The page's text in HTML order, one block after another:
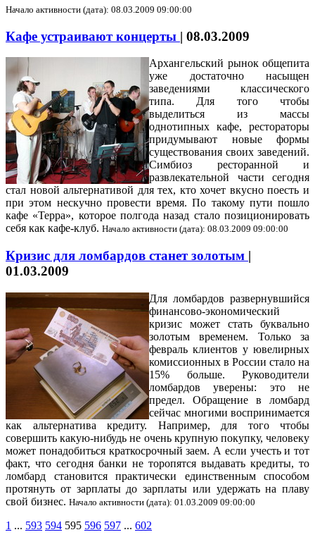
Начало активности (дата): 08.03.2009 09:00:00
Кафе устраивают концерты | 08.03.2009
Архангельский рынок общепита
уже достаточно насыщен
заведениями классического
типа. Для того чтобы
выделиться из массы
однотипных кафе, рестораторы
придумывают новые формы
существования своих заведений.
Симбиоз ресторанной и
развлекательной части сегодня
стал новой альтернативой для тех, кто хочет вкусно поесть и
при этом нескучно провести время. По такому пути пошло
кафе «Терра», которое полгода назад стало позиционировать
себя как кафе-клуб. Начало активности (дата): 08.03.2009 09:00:00
Кризис для ломбардов станет золотым |
01.03.2009
Для ломбардов развернувшийся
финансово-экономический
кризис может стать буквально
золотым временем. Только за
февраль клиентов у ювелирных
комиссионных в России стало на
15% больше. Руководители
ломбардов уверены: это не
предел. Обращение в ломбард
сейчас многими воспринимается
как альтернатива кредиту. Например, для того чтобы
совершить какую-нибудь не очень крупную покупку, человеку
может понадобиться краткосрочный заем. А если учесть и тот
факт, что сегодня банки не торопятся выдавать кредиты, то
ломбард становится практически единственным способом
протянуть от зарплаты до зарплаты или удержать на плаву
свой бизнес. Начало активности (дата): 01.03.2009 09:00:00
1 ... 593 594 595 596 597 ... 602